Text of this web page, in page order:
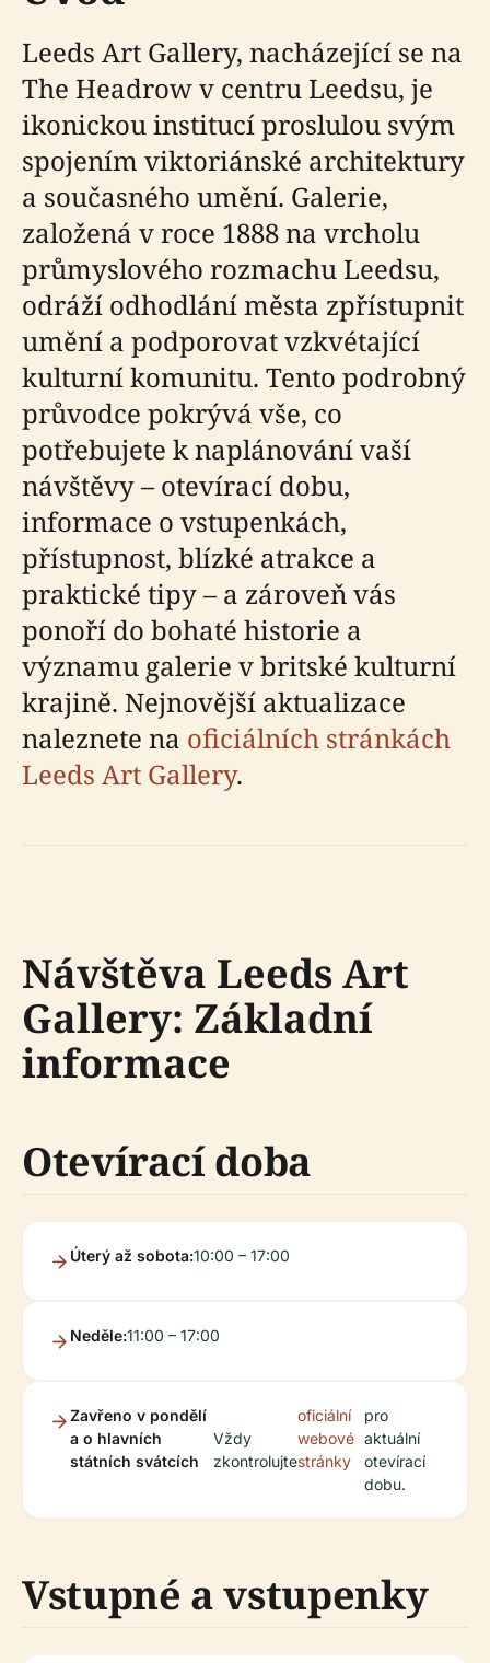
Leeds Art Gallery, nacházející se na
The Headrow v centru Leedsu, je
ikonickou institucí proslulou svým
spojením viktoriánské architektury
a současného umění. Galerie,
založená v roce 1888 na vrcholu
průmyslového rozmachu Leedsu,
odráží odhodlání města zpřístupnit
umění a podporovat vzkvétající
kulturní komunitu. Tento podrobný
průvodce pokrývá vše, co
potřebujete k naplánování vaší
návštěvy – otevírací dobu,
informace o vstupenkách,
přístupnost, blízké atrakce a
praktické tipy – a zároveň vás
ponoří do bohaté historie a
významu galerie v britské kulturní
krajině. Nejnovější aktualizace
naleznete na oficiálních stránkách
Leeds Art Gallery.
Návštěva Leeds Art
Gallery: Základní
informace
Otevírací doba
Úterý až sobota:10:00 – 17:00
Neděle:11:00 – 17:00
Zavřeno v pondělí
a o hlavních
státních svátcích
Vždy
zkontrolujte
oficiální
webové
stránky
pro
aktuální
otevírací
dobu.
Vstupné a vstupenky